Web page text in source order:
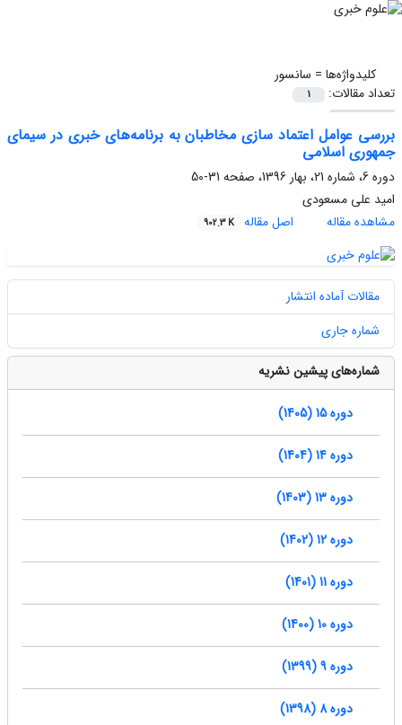
کلیدواژه‌ها = سانسور
تعداد مقالات:
1
بررسی عوامل اعتماد سازی مخاطبان به برنامه‌های خبری در سیمای
جمهوری اسلامی
دوره 6، شماره 21، بهار 1396، صفحه
31-50
امید علی مسعودی
مشاهده مقاله
اصل مقاله 902.3 K
مقالات آماده انتشار
شماره جاری
شماره‌های پیشین نشریه
دوره 15 (1405)
دوره 14 (1404)
دوره 13 (1403)
دوره 12 (1402)
دوره 11 (1401)
دوره 10 (1400)
دوره 9 (1399)
دوره 8 (1398)